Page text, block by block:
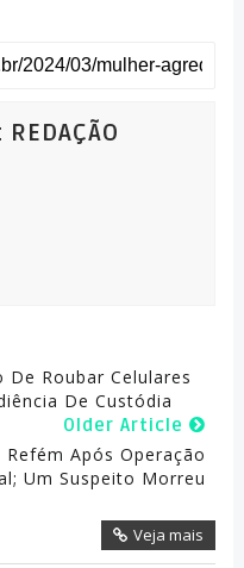
Roubar Celulares
De Custódia
Older Article
Após Operação
Um Suspeito Morreu
Veja mais